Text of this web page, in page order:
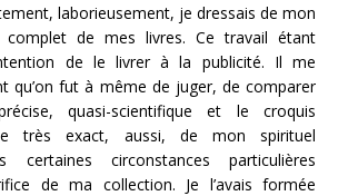
laborieusement, je dressais de mon
de mes livres. Ce travail étant
de le livrer à la publicité. Il me
qu’on fut à même de juger, de comparer
quasi-scientifique et le croquis
très exact, aussi, de mon spirituel
certaines circonstances particulières
de ma collection. Je l’avais formée